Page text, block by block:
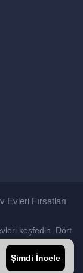
Evleri Fırsatları
keşfedin. Dört
yaşayın.
TwitterInstagram
Şimdi İncele